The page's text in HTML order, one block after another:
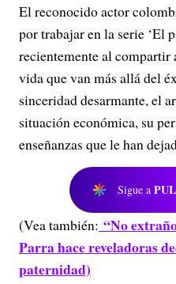
El reconocido actor
por trabajar en la serie ‘El
recientemente al compartir
vida que van más allá del
sinceridad desarmante, el
situación económica, su
enseñanzas que le han
Sigue a
(Vea también: “No
Parra hace reveladoras
paternidad)